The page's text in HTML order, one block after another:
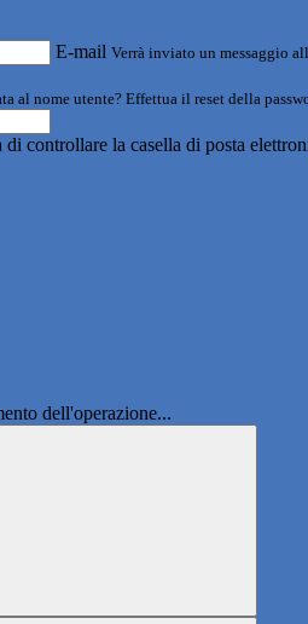
E-mail Verrà inviato un messaggio
al nome utente? Effettua il reset della
controllare la casella di posta
dell'operazione...